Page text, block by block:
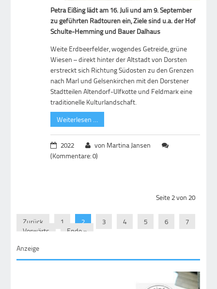
Petra Eißing lädt am 16. Juli und am 9. September
zu geführten Radtouren ein, Ziele sind u.a. der Hof
Schulte-Hemming und Bauer Dalhaus
Weite Erdbeerfelder, wogendes Getreide, grüne
Wiesen – direkt hinter der Altstadt von Dorsten
erstreckt sich Richtung Südosten zu den Grenzen
nach Marl und Gelsenkirchen mit den Dorstener
Stadtteilen Altendorf-Ulfkotte und Feldmark eine
traditionelle Kulturlandschaft.
Weiterlesen …
2022
von Martina Jansen
(Kommentare: 0)
Seite 2 von 20
Zurück 1 2 3 4 5 6
7
Vorwärts
Ende »
Anzeige